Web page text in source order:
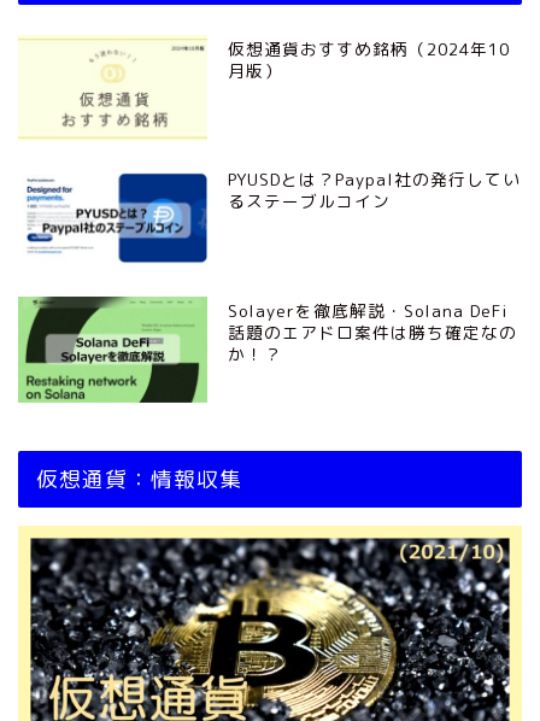
仮想通貨おすすめ銘柄（2024年10
月版）
PYUSDとは？Paypal社の発行してい
るステーブルコイン
Solayerを徹底解説・Solana DeFi
話題のエアドロ案件は勝ち確定なの
か！？
仮想通貨：情報収集